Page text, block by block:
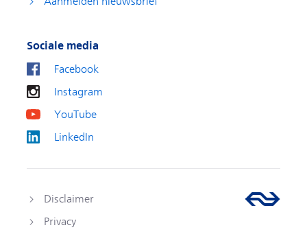
Sociale media
Facebook
Instagram
YouTube
LinkedIn
Disclaimer
Privacy